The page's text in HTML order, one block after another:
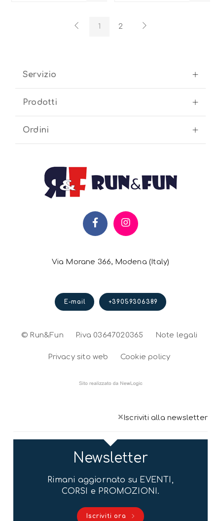
1 2
Servizio
Prodotti
Ordini
Via Morane 366, Modena (Italy)
E-mail +39059306389
© Run&Fun P.iva 03647020365 Note legali
Privacy sito web Cookie policy
×Iscriviti alla newsletter
Newsletter
Rimani aggiornato su EVENTI,
CORSI e PROMOZIONI.
Iscriviti ora